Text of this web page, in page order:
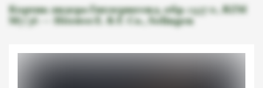
Кортик лидера Гитлерюгенд, обр. 1937 г., RZM
M7/36 — Hörster E. & F. Co., Solingen